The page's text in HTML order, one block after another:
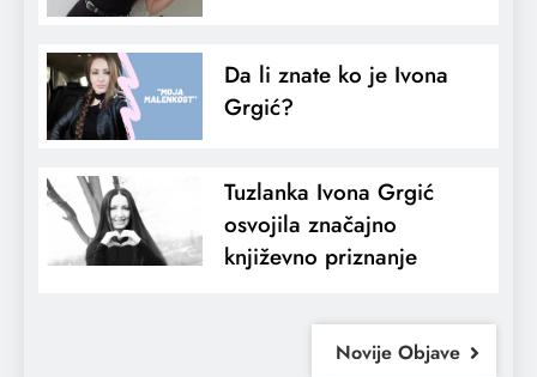
Da li znate ko je Ivona
Grgić?
Tuzlanka Ivona Grgić
osvojila značajno
književno priznanje
Novije Objave